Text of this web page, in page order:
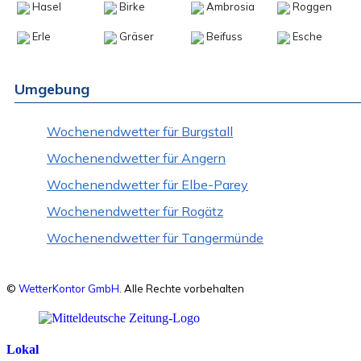
Hasel Birke Ambrosia Roggen
Erle Gräser Beifuss Esche
Umgebung
Wochenendwetter für Burgstall
Wochenendwetter für Angern
Wochenendwetter für Elbe-Parey
Wochenendwetter für Rogätz
Wochenendwetter für Tangermünde
© WetterKontor GmbH . Alle Rechte vorbehalten
Lokal